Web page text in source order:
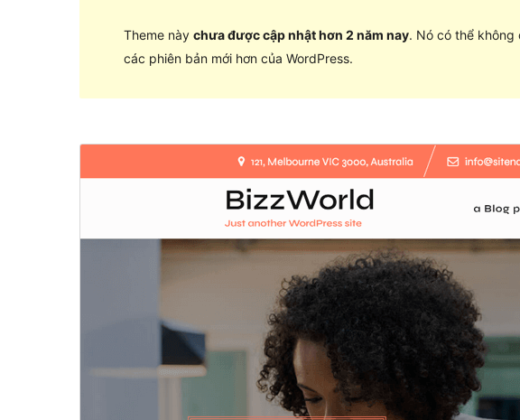
Theme này chưa được cập nhật hơn 2 năm nay. Nó có thể không
các phiên bản mới hơn của WordPress.